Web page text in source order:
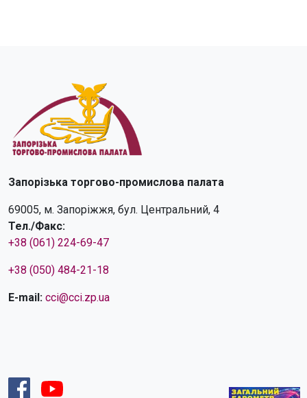
Запорізька торгово-промислова палата
69005, м. Запоріжжя, бул. Центральний, 4
Тел./Факс:
+38 (061) 224-69-47
+38 (050) 484-21-18
E-mail: cci@cci.zp.ua